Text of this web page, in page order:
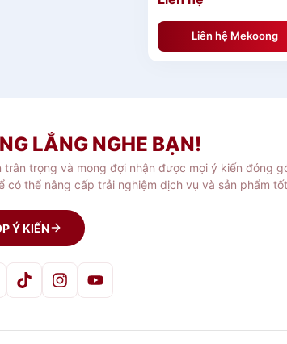
Liên hệ Mekoong
LẮNG NGHE BẠN!
trân trọng và mong đợi nhận được mọi ý kiến đóng
có thể nâng cấp trải nghiệm dịch vụ và sản phẩm
Ý KIẾN